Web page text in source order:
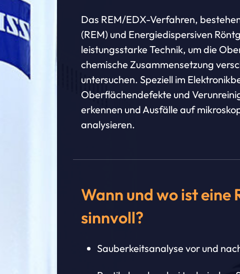
Das REM/EDX-Verfahren,
(REM) und Energiedispersiven
leistungsstarke Technik, um die
chemische Zusammensetzung
untersuchen. Speziell im
Oberflächendefekte und
erkennen und Ausfälle auf
analysieren.
Wann und wo ist eine
sinnvoll?
Sauberkeitsanalyse vor und